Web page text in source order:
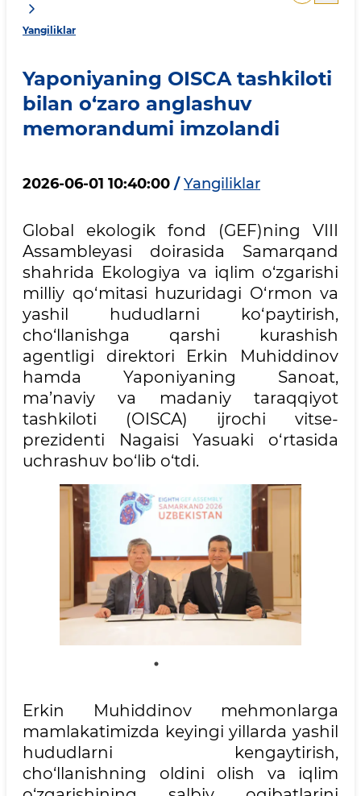
Yangiliklar
Yaponiyaning OISCA tashkiloti
bilan o‘zaro anglashuv
memorandumi imzolandi
2026-06-01 10:40:00 / Yangiliklar
Global ekologik fond (GEF)ning VIII
Assambleyasi doirasida Samarqand
shahrida Ekologiya va iqlim o‘zgarishi
milliy qo‘mitasi huzuridagi O‘rmon va
yashil hududlarni ko‘paytirish,
cho‘llanishga qarshi kurashish
agentligi direktori Erkin Muhiddinov
hamda Yaponiyaning Sanoat,
ma’naviy va madaniy taraqqiyot
tashkiloti (OISCA) ijrochi vitse-
prezidenti Nagaisi Yasuaki o‘rtasida
uchrashuv bo‘lib o‘tdi.
Erkin Muhiddinov mehmonlarga
mamlakatimizda keyingi yillarda yashil
hududlarni kengaytirish,
cho‘llanishning oldini olish va iqlim